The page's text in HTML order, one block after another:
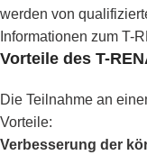
werden von
Informationen zum T-
Vorteile des T-
Die Teilnahme an
Vorteile:
Verbesserung der